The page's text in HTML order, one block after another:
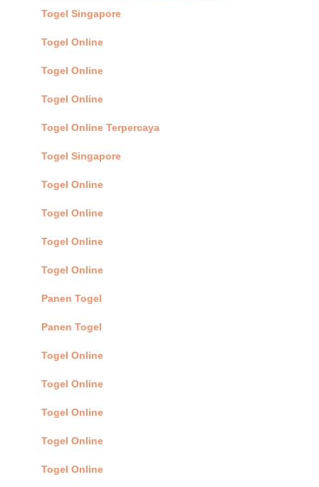
Togel Singapore
Togel Online
Togel Online
Togel Online
Togel Online Terpercaya
Togel Singapore
Togel Online
Togel Online
Togel Online
Togel Online
Panen Togel
Panen Togel
Togel Online
Togel Online
Togel Online
Togel Online
Togel Online